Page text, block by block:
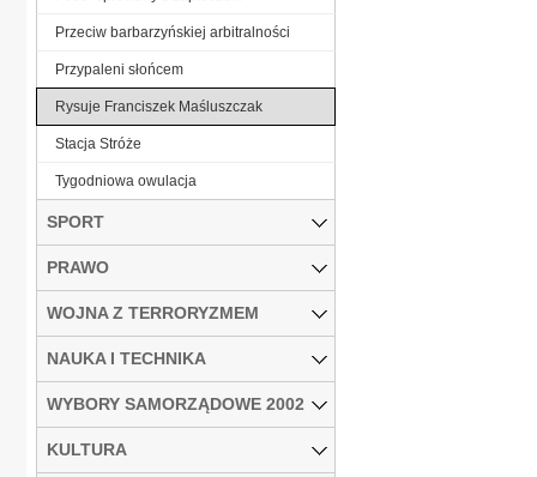
Przeciw barbarzyńskiej arbitralności
Przypaleni słońcem
Rysuje Franciszek Maśluszczak
Stacja Stróże
Tygodniowa owulacja
SPORT
PRAWO
WOJNA Z TERRORYZMEM
NAUKA I TECHNIKA
WYBORY SAMORZĄDOWE 2002
KULTURA